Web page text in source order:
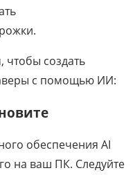
чтобы создать
с помощью ИИ:
обеспечения AI
на ваш ПК. Следуйте